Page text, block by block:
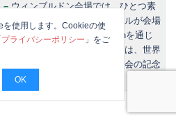
を使用します。Cookieの使
プライバシーポリシー 」をご
OK
– ウィンブルドン会場では、ひとつ素
で実際に使われたテニスボールが会場
売上はWimbledon Foundationを通じ
数ポンドで買えるそのボールは、世界
もの。お土産として、また大会の記念
。